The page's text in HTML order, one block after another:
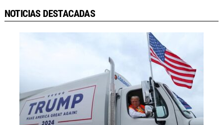
NOTICIAS DESTACADAS